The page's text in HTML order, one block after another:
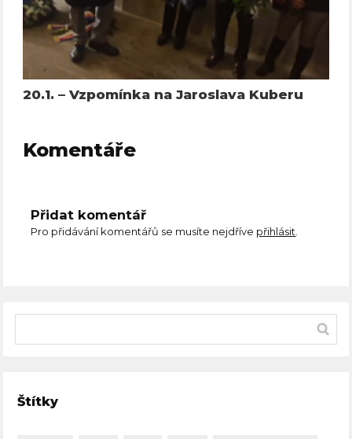
20.1. – Vzpomínka na Jaroslava Kuberu
Komentáře
Přidat komentář
Pro přidávání komentářů se musíte nejdříve přihlásit
Štítky